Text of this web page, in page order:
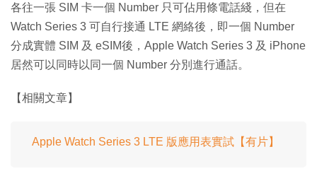
各往一張 SIM 卡一個 Number 只可佔用條電話綫，但在
Watch Series 3 可自行接通 LTE 網絡後，即一個 Number
分成實體 SIM 及 eSIM後，Apple Watch Series 3 及 iPhone
居然可以同時以同一個 Number 分別進行通話。
【相關文章】
Apple Watch Series 3 LTE 版應用表實試【有片】